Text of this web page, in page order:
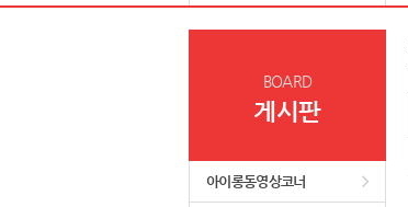
BOARD
게시판
아이롱동영상코너